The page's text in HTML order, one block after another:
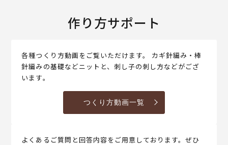
作り方サポート
各種つくり方動画をご覧いただけます。 カギ針編み・棒
針編みの基礎などニットと、刺し子の刺し方などがござ
います。
つくり方動画一覧
よくあるご質問と回答内容をご用意しております。ぜひ